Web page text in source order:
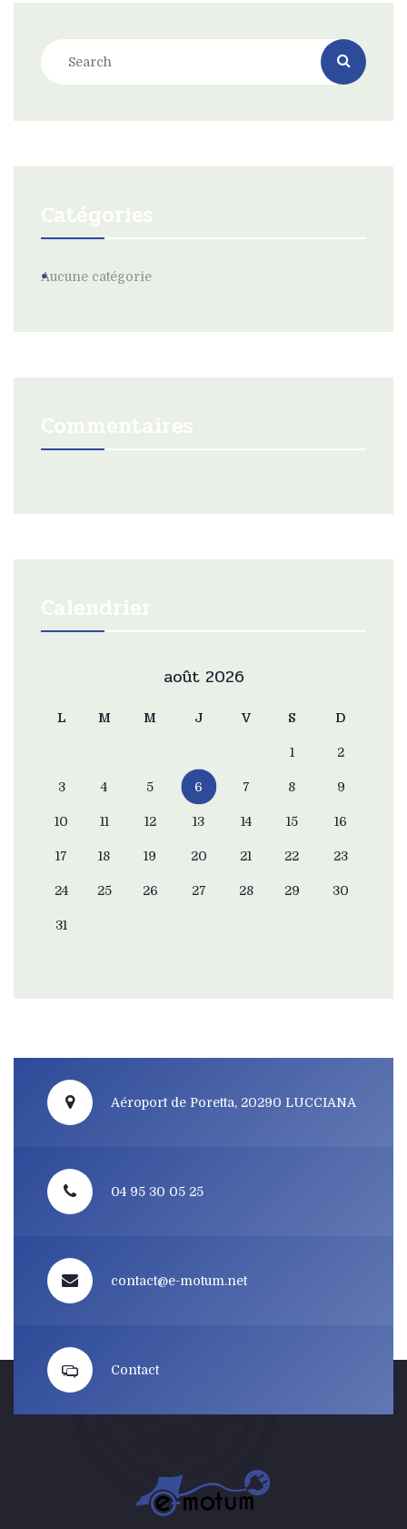
Aucune catégorie
août 2026
L M M J V S D
1 2
3 4 5 6 7 8 9
10 11 12 13 14 15 16
17 18 19 20 21 22 23
24 25 26 27 28 29 30
31
Aéroport de Poretta, 20290 LUCCIANA
04 95 30 05 25
contact@e-motum.net
Contact